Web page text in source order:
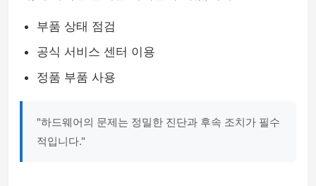
부품 상태 점검
공식 서비스 센터 이용
정품 부품 사용
"하드웨어의 문제는 정밀한 진단과 후속 조치가 필수
적입니다."